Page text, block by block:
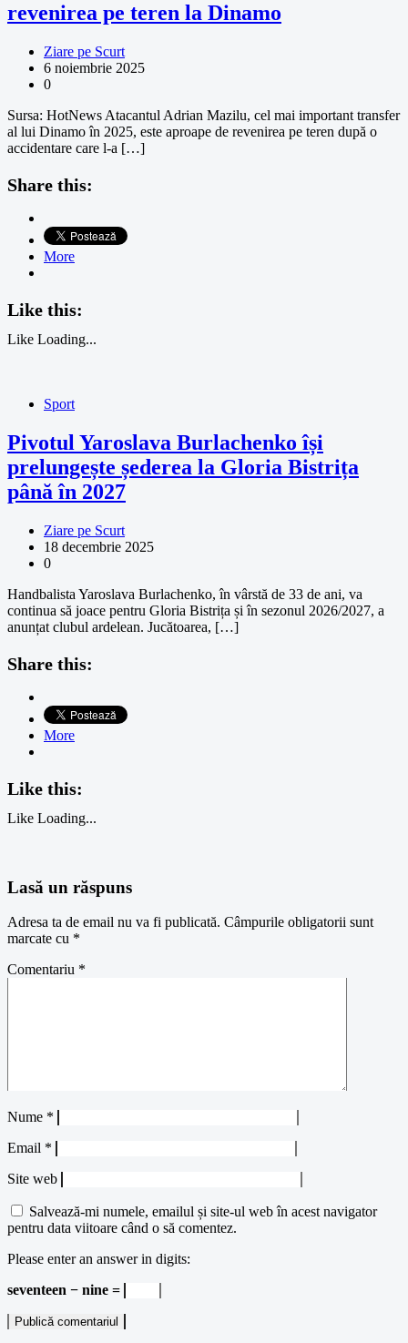
revenirea pe teren la Dinamo
Ziare pe Scurt
6 noiembrie 2025
0
Sursa: HotNews Atacantul Adrian Mazilu, cel mai important transfer
al lui Dinamo în 2025, este aproape de revenirea pe teren după o
accidentare care l-a […]
Share this:
More
Like this:
Like Loading...
Sport
Pivotul Yaroslava Burlachenko își
prelungește șederea la Gloria Bistrița
până în 2027
Ziare pe Scurt
18 decembrie 2025
0
Handbalista Yaroslava Burlachenko, în vârstă de 33 de ani, va
continua să joace pentru Gloria Bistrița și în sezonul 2026/2027, a
anunțat clubul ardelean. Jucătoarea, […]
Share this:
More
Like this:
Like Loading...
Lasă un răspuns
Adresa ta de email nu va fi publicată. Câmpurile obligatorii sunt
marcate cu *
Comentariu *
Nume *
Email *
Site web
Salvează-mi numele, emailul și site-ul web în acest navigator
pentru data viitoare când o să comentez.
Please enter an answer in digits:
seventeen − nine =